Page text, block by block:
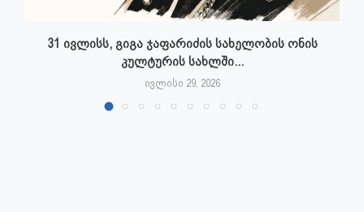
31 ივლისს, გიგა ჯაფარიძის სახელობის ონის
კულტურის სახლში...
ივლისი 29, 2026